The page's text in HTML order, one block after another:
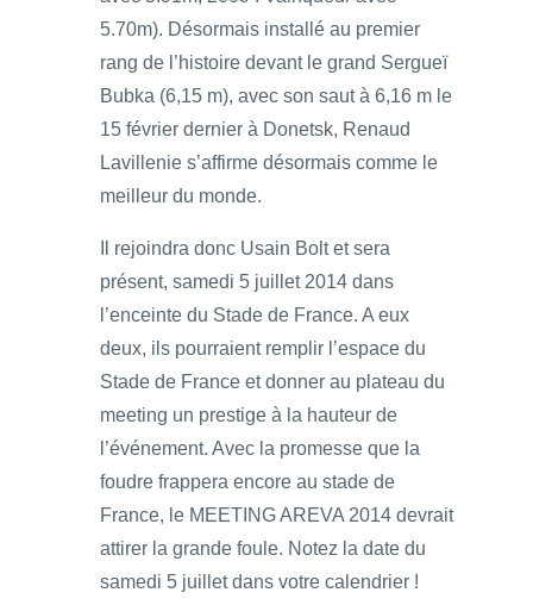
5.70m). Désormais installé au premier
rang de l’histoire devant le grand Sergueï
Bubka (6,15 m), avec son saut à 6,16 m le
15 février dernier à Donetsk, Renaud
Lavillenie s’affirme désormais comme le
meilleur du monde.
Il rejoindra donc Usain Bolt et sera
présent, samedi 5 juillet 2014 dans
l’enceinte du Stade de France. A eux
deux, ils pourraient remplir l’espace du
Stade de France et donner au plateau du
meeting un prestige à la hauteur de
l’événement. Avec la promesse que la
foudre frappera encore au stade de
France, le MEETING AREVA 2014 devrait
attirer la grande foule. Notez la date du
samedi 5 juillet dans votre calendrier !